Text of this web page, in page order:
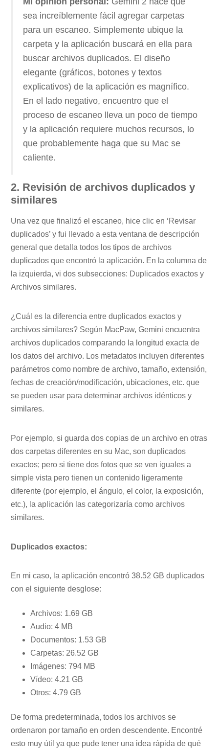
sea increíblemente fácil agregar carpetas
para un escaneo. Simplemente ubique la
carpeta y la aplicación buscará en ella para
buscar archivos duplicados. El diseño
elegante (gráficos, botones y textos
explicativos) de la aplicación es magnífico.
En el lado negativo, encuentro que el
proceso de escaneo lleva un poco de tiempo
y la aplicación requiere muchos recursos, lo
que probablemente haga que su Mac se
caliente.
2. Revisión de archivos duplicados y
similares
Una vez que finalizó el escaneo, hice clic en ‘Revisar
duplicados’ y fui llevado a esta ventana de descripción
general que detalla todos los tipos de archivos
duplicados que encontró la aplicación. En la columna de
la izquierda, vi dos subsecciones: Duplicados exactos y
Archivos similares.
¿Cuál es la diferencia entre duplicados exactos y
archivos similares? Según MacPaw, Gemini encuentra
archivos duplicados comparando la longitud exacta de
los datos del archivo. Los metadatos incluyen diferentes
parámetros como nombre de archivo, tamaño, extensión,
fechas de creación/modificación, ubicaciones, etc. que
se pueden usar para determinar archivos idénticos y
similares.
Por ejemplo, si guarda dos copias de un archivo en otras
dos carpetas diferentes en su Mac, son duplicados
exactos; pero si tiene dos fotos que se ven iguales a
simple vista pero tienen un contenido ligeramente
diferente (por ejemplo, el ángulo, el color, la exposición,
etc.), la aplicación las categorizaría como archivos
similares.
Duplicados exactos:
En mi caso, la aplicación encontró 38.52 GB duplicados
con el siguiente desglose:
Archivos: 1.69 GB
Audio: 4 MB
Documentos: 1.53 GB
Carpetas: 26.52 GB
Imágenes: 794 MB
Vídeo: 4.21 GB
Otros: 4.79 GB
De forma predeterminada, todos los archivos se
ordenaron por tamaño en orden descendente. Encontré
esto muy útil ya que pude tener una idea rápida de qué